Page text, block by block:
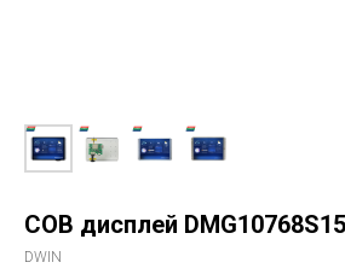
COB дисплей
DWIN